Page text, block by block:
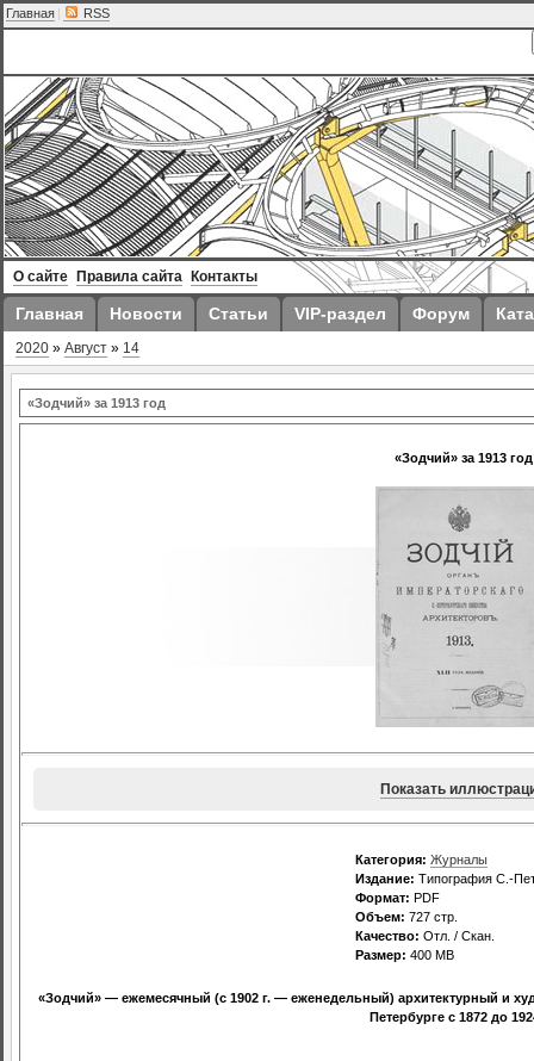
Главная | RSS
О сайте Правила сайта Контакты
Главная Новости Статьи VIP-раздел Форум
2020 » Август » 14
«Зодчий» за 1913 год
«Зодчий» за 1913 год
Показать
Категория: Журналы
Издание: Типография С.-
Формат: PDF
Объем: 727 стр.
Качество: Отл. / Скан.
Размер: 400 МВ
«Зодчий» — ежемесячный (с 1902 г. — еженедельный) архитектурный и
Петербурге с 1872 до